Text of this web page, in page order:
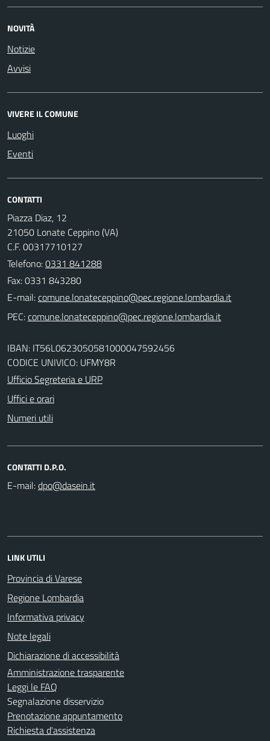
NOVITÀ
Notizie
Avvisi
VIVERE IL COMUNE
Luoghi
Eventi
CONTATTI
Piazza Diaz, 12
21050 Lonate Ceppino (VA)
C.F. 00317710127
Telefono:0331 841288
Fax: 0331 843280
E-mail:
PEC:
IBAN: IT56L0623050581000047592456
CODICE UNIVICO: UFMY8R
Ufficio Segreteria e URP
Uffici e orari
Numeri utili
CONTATTI D.P.O.
E-mail:
LINK UTILI
Provincia di Varese
Regione Lombardia
Informativa privacy
Note legali
Dichiarazione di accessibilità
Amministrazione trasparente
Leggi le FAQ
Segnalazione disservizio
Prenotazione appuntamento
Richiesta d'assistenza